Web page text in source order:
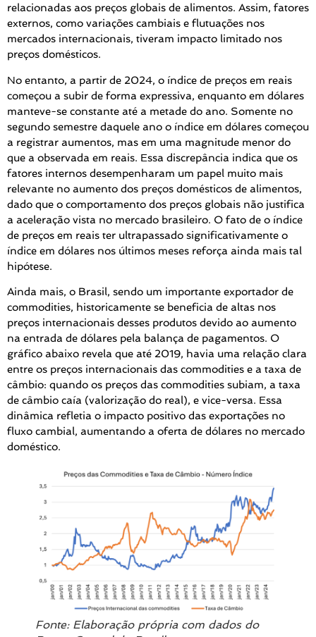
relacionadas aos preços globais de alimentos. Assim, fatores
externos, como variações cambiais e flutuações nos
mercados internacionais, tiveram impacto limitado nos
preços domésticos.
No entanto, a partir de 2024, o índice de preços em reais
começou a subir de forma expressiva, enquanto em dólares
manteve-se constante até a metade do ano. Somente no
segundo semestre daquele ano o índice em dólares começou
a registrar aumentos, mas em uma magnitude menor do
que a observada em reais. Essa discrepância indica que os
fatores internos desempenharam um papel muito mais
relevante no aumento dos preços domésticos de alimentos,
dado que o comportamento dos preços globais não justifica
a aceleração vista no mercado brasileiro. O fato de o índice
de preços em reais ter ultrapassado significativamente o
índice em dólares nos últimos meses reforça ainda mais tal
hipótese.
Ainda mais, o Brasil, sendo um importante exportador de
commodities, historicamente se beneficia de altas nos
preços internacionais desses produtos devido ao aumento
na entrada de dólares pela balança de pagamentos. O
gráfico abaixo revela que até 2019, havia uma relação clara
entre os preços internacionais das commodities e a taxa de
câmbio: quando os preços das commodities subiam, a taxa
de câmbio caía (valorização do real), e vice-versa. Essa
dinâmica refletia o impacto positivo das exportações no
fluxo cambial, aumentando a oferta de dólares no mercado
doméstico.
Fonte: Elaboração própria com dados do